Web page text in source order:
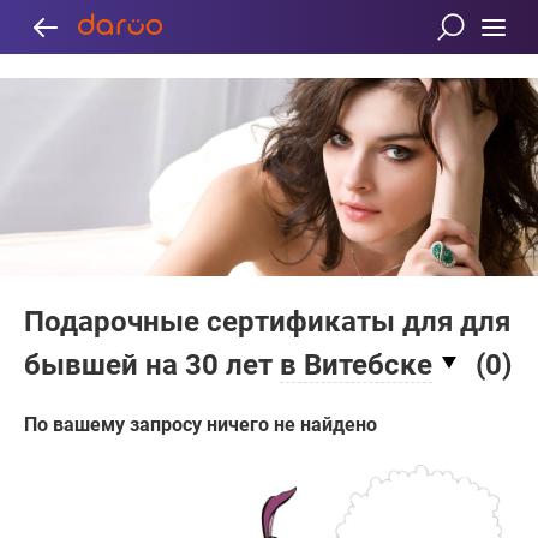
Подарочные сертификаты для для
бывшей на 30 лет в Витебске (0)
По вашему запросу ничего не найдено